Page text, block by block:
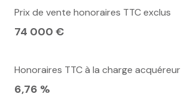
Prix de vente honoraires TTC exclus
74 000 €
Honoraires TTC à la charge acquéreur
6,76 %